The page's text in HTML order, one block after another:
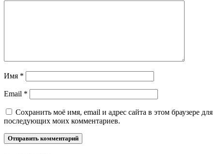
Имя *
Email *
Сохранить моё имя, email и адрес сайта в этом браузере для
последующих моих комментариев.